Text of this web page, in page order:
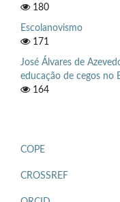
180
Escolanovismo
171
José Álvares de
educação de cegos no
164
COPE
CROSSREF